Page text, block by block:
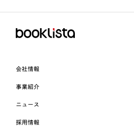
会社情報
事業紹介
ニュース
採用情報